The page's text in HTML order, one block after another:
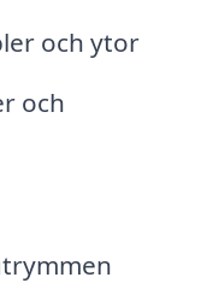
och ytor
och